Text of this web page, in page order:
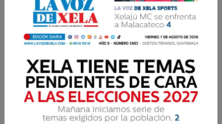
Recuento de los daños
El recuento de los daños puede ser doloroso,
pero no debe convertirse en nuestra sentencia.